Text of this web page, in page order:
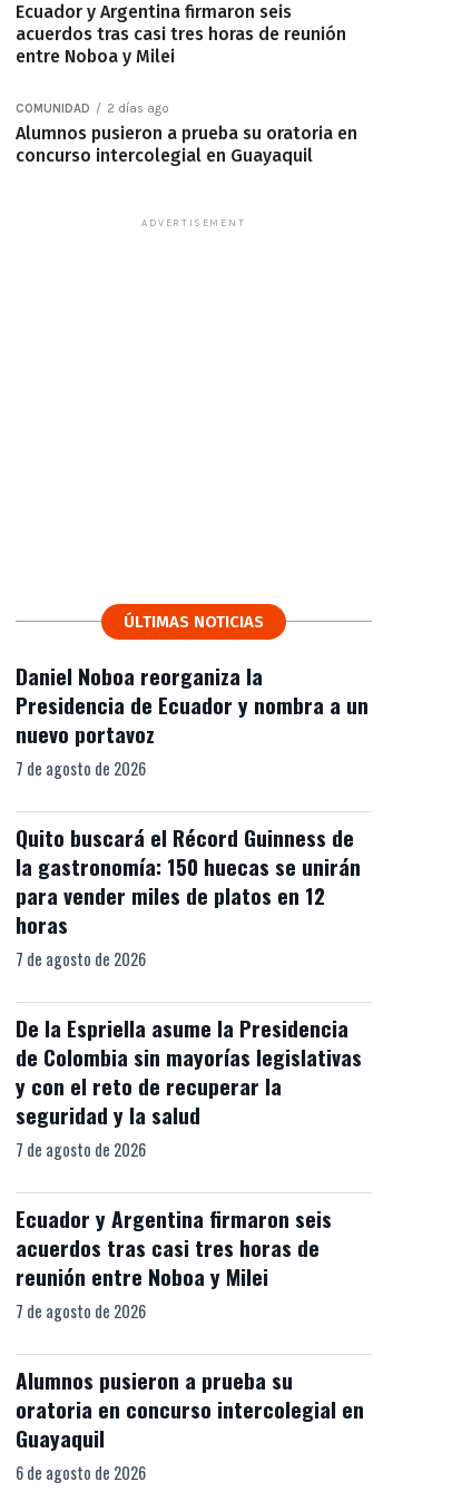
Ecuador y Argentina firmaron seis
acuerdos tras casi tres horas de reunión
entre Noboa y Milei
COMUNIDAD 2 días ago
Alumnos pusieron a prueba su oratoria en
concurso intercolegial en Guayaquil
ADVERTISEMENT
ÚLTIMAS NOTICIAS
Daniel Noboa reorganiza la
Presidencia de Ecuador y nombra a un
nuevo portavoz
7 de agosto de 2026
Quito buscará el Récord Guinness de
la gastronomía: 150 huecas se unirán
para vender miles de platos en 12
horas
7 de agosto de 2026
De la Espriella asume la Presidencia
de Colombia sin mayorías legislativas
y con el reto de recuperar la
seguridad y la salud
7 de agosto de 2026
Ecuador y Argentina firmaron seis
acuerdos tras casi tres horas de
reunión entre Noboa y Milei
7 de agosto de 2026
Alumnos pusieron a prueba su
oratoria en concurso intercolegial en
Guayaquil
6 de agosto de 2026